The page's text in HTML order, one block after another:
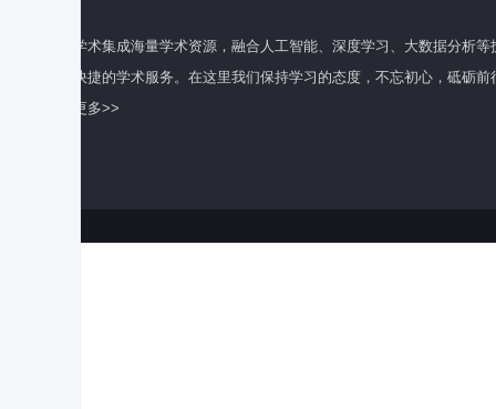
百度学术集成海量学术资源，融合人工智能、深度学习、大数据分析
全面快捷的学术服务。在这里我们保持学习的态度，不忘初心，砥砺前
了解更多>>